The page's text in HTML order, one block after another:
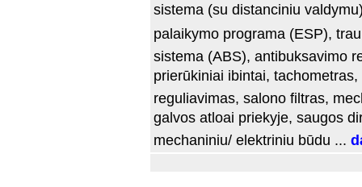
sistema (su distanciniu
palaikymo programa (ESP),
sistema (ABS), antibuksavimo
prierūkiniai ibintai,
reguliavimas, salono filtras,
galvos atloai priekyje, saugos
mechaniniu/ elektriniu būdu ...